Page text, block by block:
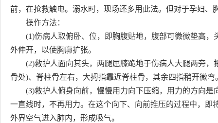
前，在抢救触电。溺水时，现场还多用此法。但对于孕妇、
操作方法：
(1)伤病人取俯卧、位，即胸腹贴地，腹部可微微垫高，
外伸开，以使胸廓扩张。
(2)救护人面向其头，两腿屈膝跪地于伤病人大腿两旁，
骨处)、脊柱骨左右，大拇指靠近脊柱骨，其余四指稍开微弯
(3)救护人俯身向前，慢慢用力向下压缩，用力的方向是
一直线时，不再用力。在这个向下、向前推压的过程中，
外界空气进入肺内，形成吸气。